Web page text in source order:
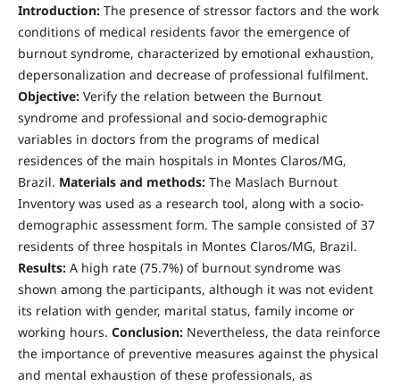
Introduction: The presence of stressor factors and the work
conditions of medical residents favor the emergence of
burnout syndrome, characterized by emotional exhaustion,
depersonalization and decrease of professional fulfilment.
Objective: Verify the relation between the Burnout
syndrome and professional and socio-demographic
variables in doctors from the programs of medical
residences of the main hospitals in Montes Claros/MG,
Brazil. Materials and methods: The Maslach Burnout
Inventory was used as a research tool, along with a socio-
demographic assessment form. The sample consisted of 37
residents of three hospitals in Montes Claros/MG, Brazil.
Results: A high rate (75.7%) of burnout syndrome was
shown among the participants, although it was not evident
its relation with gender, marital status, family income or
working hours. Conclusion: Nevertheless, the data reinforce
the importance of preventive measures against the physical
and mental exhaustion of these professionals, as